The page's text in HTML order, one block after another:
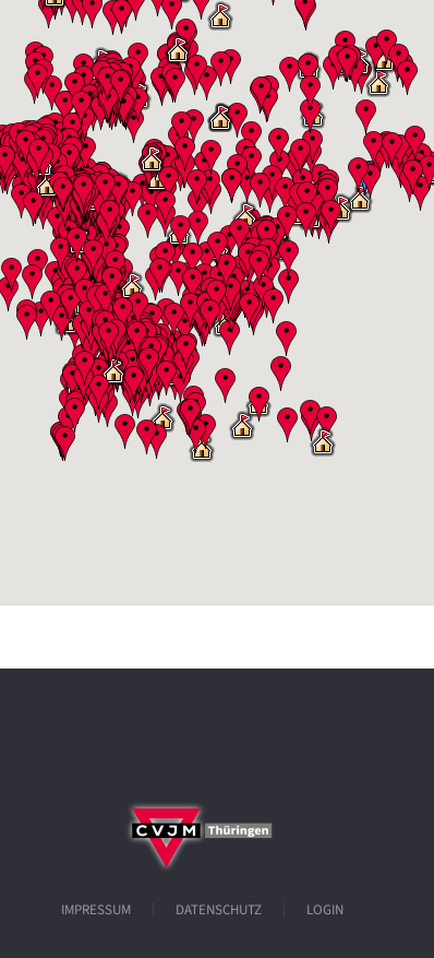
IMPRESSUM DATENSCHUTZ LOGIN